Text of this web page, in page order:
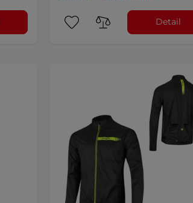
Detail